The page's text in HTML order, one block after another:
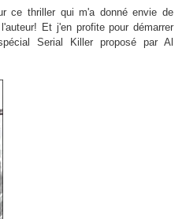
ce thriller qui m'a donné envie de
Et j'en profite pour démarrer
Serial Killer proposé par Al